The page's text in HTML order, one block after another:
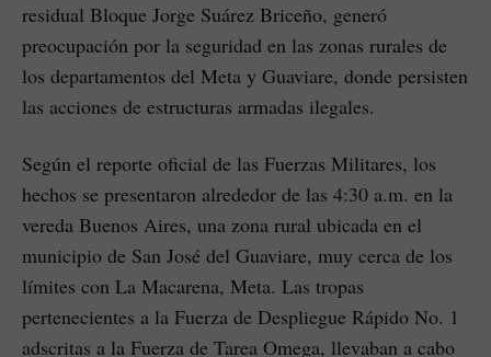
residual Bloque Jorge Suárez Briceño, generó
preocupación por la seguridad en las zonas rurales de
los departamentos del Meta y Guaviare, donde persisten
las acciones de estructuras armadas ilegales.
Según el reporte oficial de las Fuerzas Militares, los
hechos se presentaron alrededor de las 4:30 a.m. en la
vereda Buenos Aires, una zona rural ubicada en el
municipio de San José del Guaviare, muy cerca de los
límites con La Macarena, Meta. Las tropas
pertenecientes a la Fuerza de Despliegue Rápido No. 1
adscritas a la Fuerza de Tarea Omega, llevaban a cabo